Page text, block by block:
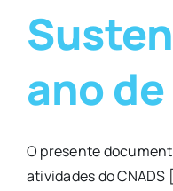
ano de
O presente
atividades do CNADS